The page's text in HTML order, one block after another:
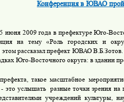
Конференция в ЮВАО
июня 2009 года в префектуре Юго-
на тему «Роль городских и
этом рассказал префект ЮВАО
Юго-Восточного округа: в здании
такое масштабное
- это услышать разные точки зрения
учреждений культуры,